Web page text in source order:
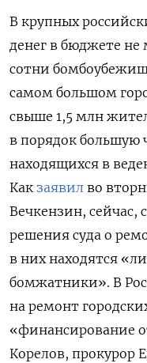
В крупных
денег в бюджете не
сотни
самом большом
свыше 1,5 млн
в порядок большую
находящихся в
Как заявил во
Вечкензин, сейчас,
решения суда о
в них находятся
бомжатники». В
на ремонт
«финансирование
Корелов, прокурор